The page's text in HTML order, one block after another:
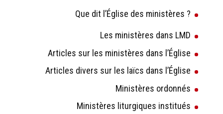
Que dit l’Église des ministères ?
Les ministères dans LMD
Articles sur les ministères dans l’Église
Articles divers sur les laïcs dans l’Église
Ministères ordonnés
Ministères liturgiques institués